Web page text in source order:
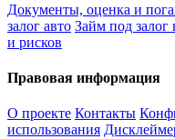
Документы, оценка и
залог авто Займ под
и рисков
Правовая информация
О проекте Контакты
использования